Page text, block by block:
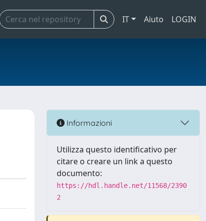
IT Aiuto LOGIN
Informazioni
Utilizza questo identificativo per
citare o creare un link a questo
documento:
https://hdl.handle.net/11568/2390
2